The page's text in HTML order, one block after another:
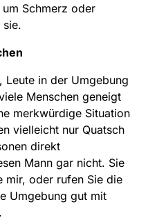
Schmerz oder
sie.
Leute in der Umgebung
Menschen geneigt
merkwürdige Situation
vielleicht nur Quatsch
direkt
Mann gar nicht. Sie
mir, oder rufen Sie die
Umgebung gut mit